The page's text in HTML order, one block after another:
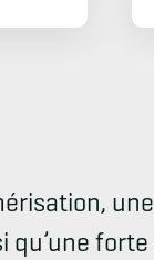
une
qu’une forte